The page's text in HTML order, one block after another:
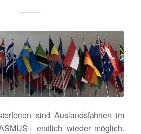
sind Auslands­fahrten im
endlich wieder möglich.